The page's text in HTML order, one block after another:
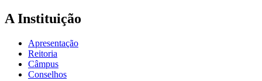
A Instituição
Apresentação
Reitoria
Câmpus
Conselhos